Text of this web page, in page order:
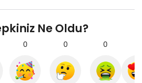
Ne Oldu?
0 0 0